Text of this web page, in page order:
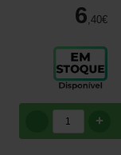
6 ,40€
+